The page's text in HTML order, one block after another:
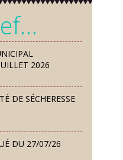
(concept
septembre
des
2026
DE SÉCHERESSE
DU 27/07/26